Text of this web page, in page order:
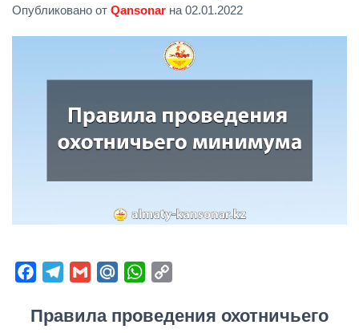
Опубликовано от Qansonar на 02.01.2022
c
l
G
a
M
i
W
a
p
Правила проведения охотничьего